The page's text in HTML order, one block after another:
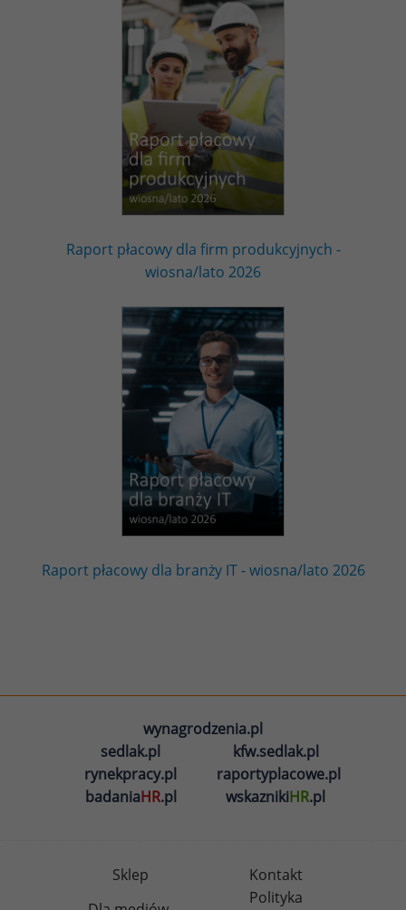
Raport płacowy dla firm produkcyjnych -
wiosna/lato 2026
Raport płacowy dla branży IT - wiosna/lato 2026
wynagrodzenia.pl
sedlak.pl
kfw.sedlak.pl
rynekpracy.pl
raportyplacowe.pl
badaniaHR.pl wskaznikiHR.pl
Sklep
Kontakt
Polityka